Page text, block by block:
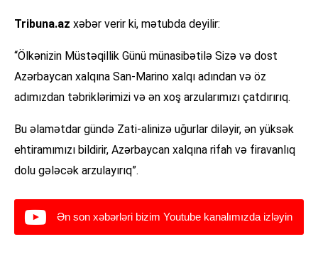
Tribuna.az xəbər verir ki, mətubda deyilir:
“Ölkənizin Müstəqillik Günü münasibətilə Sizə və dost
Azərbaycan xalqına San-Marino xalqı adından və öz
adımızdan təbriklərimizi və ən xoş arzularımızı çatdırırıq.
Bu əlamətdar gündə Zati-alinizə uğurlar diləyir, ən yüksək
ehtiramımızı bildirir, Azərbaycan xalqına rifah və firavanlıq
dolu gələcək arzulayırıq”.
Ən son xəbərləri bizim Youtube kanalımızda izləyin